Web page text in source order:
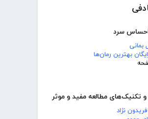
احساس سرد
بمانی
بهترین رمان‌ها
تکنیک‌های مطالعه مفید و موثر
نژاد